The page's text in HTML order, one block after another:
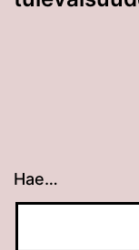
Hae…
Kun tuloksia